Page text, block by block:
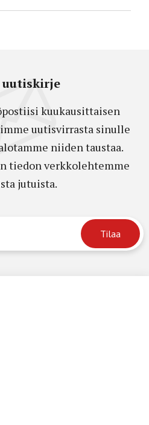
kuukausittaisen
uutisvirrasta sinulle
niiden taustaa.
tiedon verkkolehtemme
jutuista.